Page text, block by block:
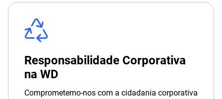
Responsabilidade Corporativa
na WD
Comprometemo-nos com a cidadania corporativa